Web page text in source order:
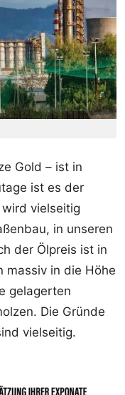
Gold – ist in
ist es der
vielseitig
in unseren
der Ölpreis ist in
massiv in die Höhe
gelagerten
Die Gründe
vielseitig.